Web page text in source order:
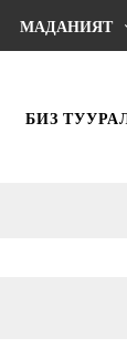
МАДАНИЯТ
БИЗ